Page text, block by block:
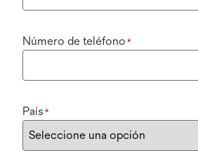
Número de teléfono *
País *